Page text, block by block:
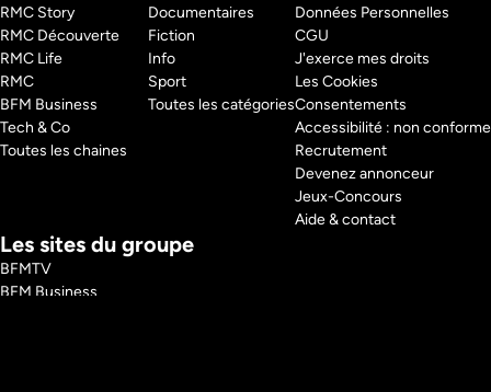
RMC Story
RMC Découverte
RMC Life
RMC
BFM Business
Tech & Co
Toutes les chaines
Documentaires
Fiction
Info
Sport
Toutes les catégories
Données Personnelles
CGU
J'exerce mes droits
Les Cookies
Consentements
Accessibilité : non conforme
Recrutement
Devenez annonceur
Jeux-Concours
Aide & contact
Les sites du groupe
BFMTV
BFM Business